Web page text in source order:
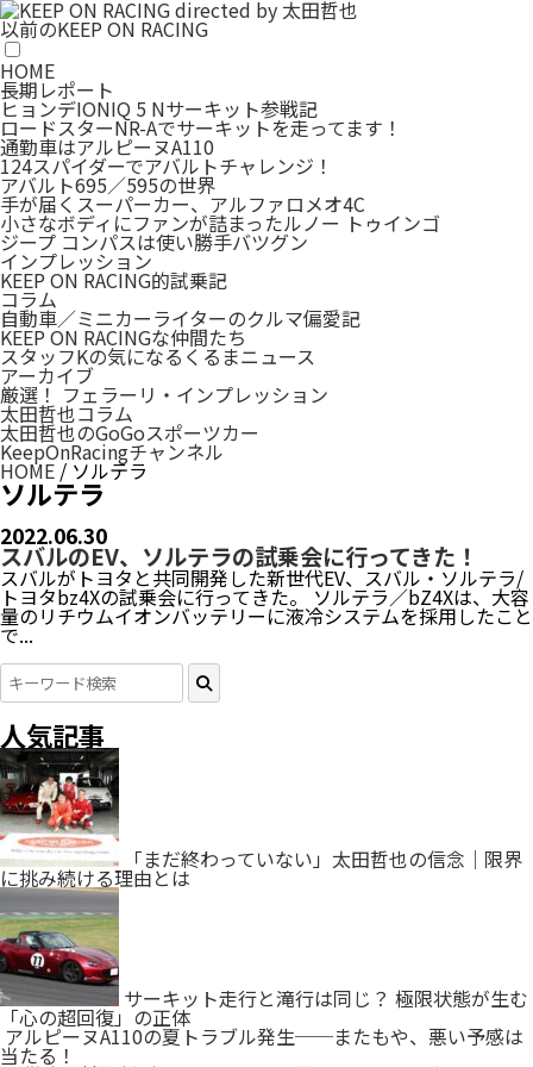
以前のKEEP ON RACING
HOME
長期レポート
ヒョンデIONIQ 5 Nサーキット参戦記
ロードスターNR-Aでサーキットを走ってます！
通勤車はアルピーヌA110
124スパイダーでアバルトチャレンジ！
アバルト695／595の世界
手が届くスーパーカー、アルファロメオ4C
小さなボディにファンが詰まったルノー トゥインゴ
ジープ コンパスは使い勝手バツグン
インプレッション
KEEP ON RACING的試乗記
コラム
自動車／ミニカーライターのクルマ偏愛記
KEEP ON RACINGな仲間たち
スタッフKの気になるくるまニュース
アーカイブ
厳選！ フェラーリ・インプレッション
太田哲也コラム
太田哲也のGoGoスポーツカー
KeepOnRacingチャンネル
HOME / ソルテラ
ソルテラ
2022.06.30
スバルのEV、ソルテラの試乗会に行ってきた！
スバルがトヨタと共同開発した新世代EV、スバル・ソルテラ/
トヨタbz4Xの試乗会に行ってきた。 ソルテラ／bZ4Xは、大容
量のリチウムイオンバッテリーに液冷システムを採用したこと
で...
人気記事
「まだ終わっていない」太田哲也の信念｜限界
に挑み続ける理由とは
サーキット走行と滝行は同じ？ 極限状態が生む
「心の超回復」の正体
アルピーヌA110の夏トラブル発生──またもや、悪い予感は
当たる！